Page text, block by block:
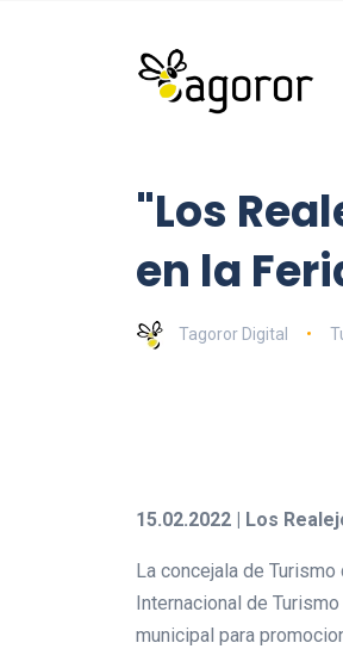
"Los
en la
Tagoror Digital
15.02.2022 | Los
La concejala de
Internacional de
municipal para